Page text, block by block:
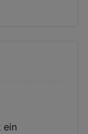
ein